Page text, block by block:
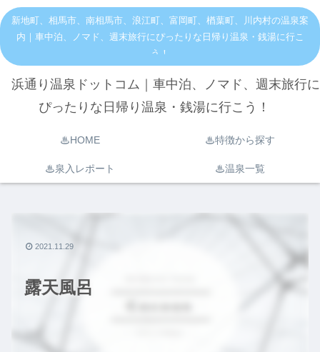
新地町、相馬市、南相馬市、浪江町、富岡町、楢葉町、川内村の温泉案
内｜車中泊、ノマド、週末旅行にぴったりな日帰り温泉・銭湯に行こ
う！
浜通り温泉ドットコム｜車中泊、ノマド、週末旅行に
ぴったりな日帰り温泉・銭湯に行こう！
♨︎HOME ♨︎特徴から探す
♨︎泉入レポート ♨︎温泉一覧
露天風呂
2021.11.29